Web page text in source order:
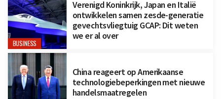
BUSINESS
Verenigd Koninkrijk, Japan en Italië
ontwikkelen samen zesde-generatie
gevechtsvliegtuig GCAP: Dit weten
we er al over
China reageert op Amerikaanse
technologiebeperkingen met nieuwe
handelsmaatregelen